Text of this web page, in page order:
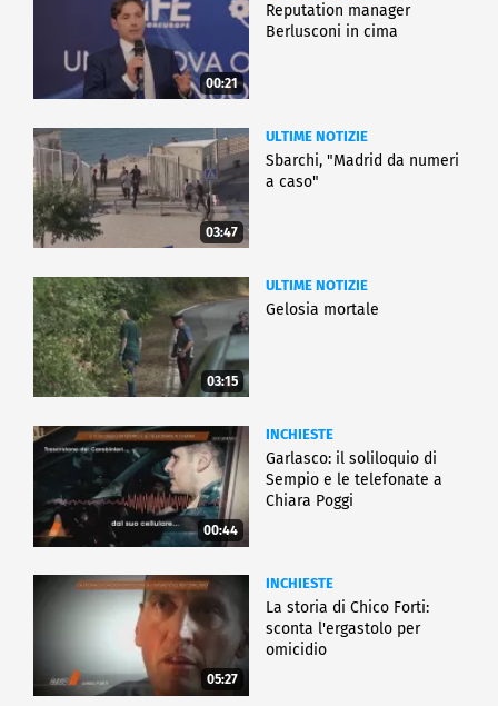
00:21
Reputation manager
Berlusconi in cima
03:47
ULTIME NOTIZIE
Sbarchi, "Madrid da numeri
a caso"
03:15
ULTIME NOTIZIE
Gelosia mortale
00:44
INCHIESTE
Garlasco: il soliloquio di
Sempio e le telefonate a
Chiara Poggi
05:27
INCHIESTE
La storia di Chico Forti:
sconta l'ergastolo per
omicidio